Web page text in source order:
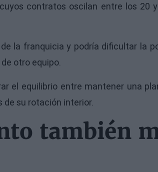
contratos oscilan entre los 20
la franquicia y podría dificultar la
otro equipo.
el equilibrio entre mantener una
de su rotación interior.
también